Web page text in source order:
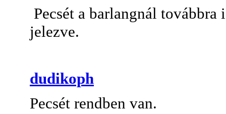
Pecsét a barlangnál
jelezve.
dudikoph
Pecsét rendben van.